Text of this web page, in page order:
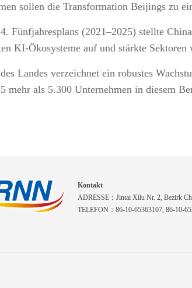
sollen die Transformation Beijings zu
Fünfjahresplans (2021–2025) stellte
KI-Ökosysteme auf und stärkte Sektoren
Landes verzeichnet ein robustes
mehr als 5.300 Unternehmen in diesem
Kontakt
ADRESSE：Jintai Xilu Nr. 2, Bezirk
TELEFON：86-10-65363107, 86-10-